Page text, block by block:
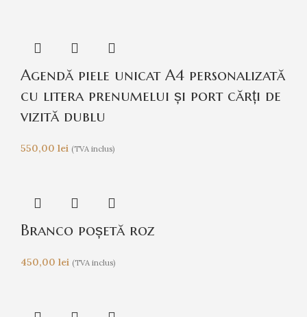
Agendă piele unicat A4 personalizată
cu litera prenumelui și port cărți de
vizită dublu
550,00 lei (TVA inclus)
Branco poșetă roz
450,00 lei (TVA inclus)